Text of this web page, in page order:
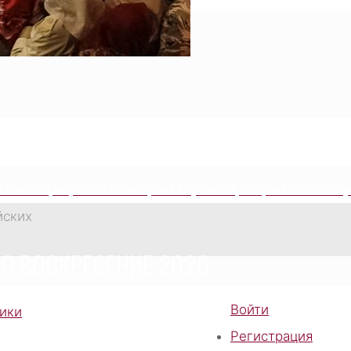
РОССИЙСКИХ
2026
митрополит Чебоксарский и Чувашский, совершил
Войти
Регистрация